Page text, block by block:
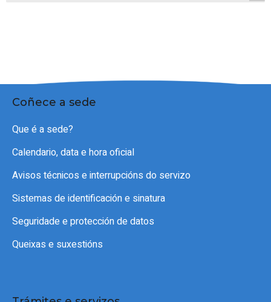
Coñece a sede
Que é a sede?
Calendario, data e hora oficial
Avisos técnicos e interrupcións do servizo
Sistemas de identificación e sinatura
Seguridade e protección de datos
Queixas e suxestións